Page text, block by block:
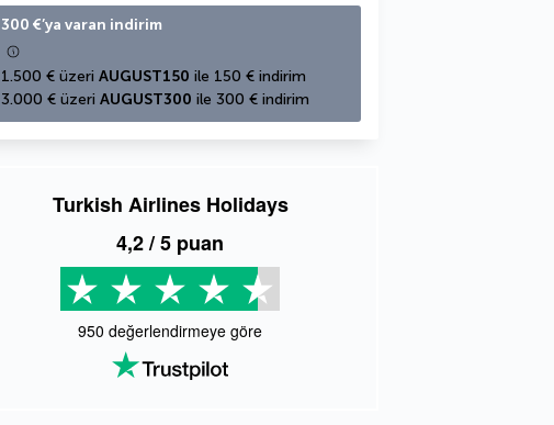
300 €’ya varan indirim
1.500 € üzeri AUGUST150 ile 150 € indirim
3.000 € üzeri AUGUST300 ile 300 € indirim
Turkish Airlines Holidays
4,2/ 5 puan
950 değerlendirmeye göre